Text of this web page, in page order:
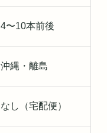
4〜10本前後
沖縄・離島
なし（宅配便）